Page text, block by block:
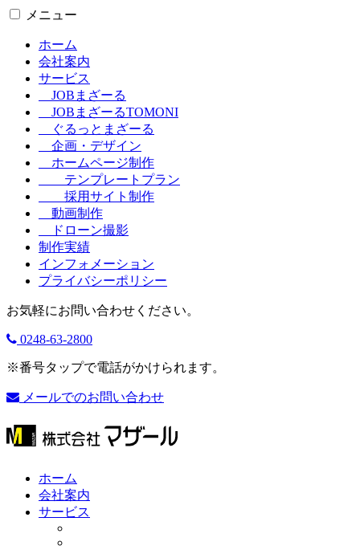
メニュー
ホーム
会社案内
サービス
JOBまざーる
JOBまざーるTOMONI
ぐるっとまざーる
企画・デザイン
ホームページ制作
テンプレートプラン
採用サイト制作
動画制作
ドローン撮影
制作実績
インフォメーション
プライバシーポリシー
お気軽にお問い合わせください。
0248-63-2800
※番号タップで電話がかけられます。
メールでのお問い合わせ
ホーム
会社案内
サービス